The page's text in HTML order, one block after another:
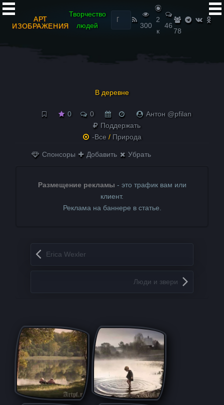
АРТ
ИЗОБРАЖЕНИЯ
Творчество
людей
Найти:
300
2
к
46
78
В деревне
0 0
Антон @pfilan
Поддержать
-Все / Природа
Спонсоры Добавить Убрать
Размещение рекламы - это трафик вам или
клиент.
Реклама на баннере в статье.
Запись навигация
Erica Wexler
Люди и звери